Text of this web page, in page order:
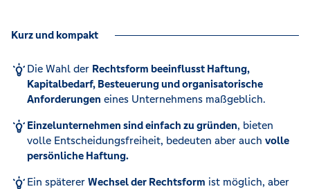
Kurz und kompakt
Die Wahl der Rechtsform beeinflusst Haftung,
Kapitalbedarf, Besteuerung und organisatorische
Anforderungen eines Unternehmens maßgeblich.
Einzelunternehmen sind einfach zu gründen, bieten
volle Entscheidungsfreiheit, bedeuten aber auch volle
persönliche Haftung.
Ein späterer Wechsel der Rechtsform ist möglich, aber